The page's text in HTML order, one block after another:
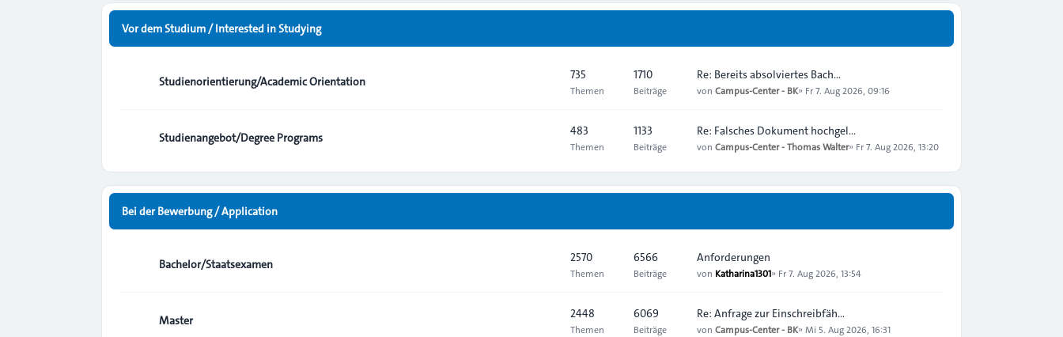
Vor dem Studium / Interested in Studying
Studienorientierung/Academic Orientation 735
Themen
1710
Beiträge
Re: Bereits absolviertes Bach…
von Campus-Center - BK» Fr 7. Aug 2026, 09:16
Studienangebot/Degree Programs 483
Themen
1133
Beiträge
Re: Falsches Dokument hochgel…
von Campus-Center - Thomas Walter» Fr 7. Aug 2026, 13:20
Bei der Bewerbung / Application
Bachelor/Staatsexamen 2570
Themen
6566
Beiträge
Anforderungen
von Katharina1301» Fr 7. Aug 2026, 13:54
Master 2448
Themen
6069
Beiträge
Re: Anfrage zur Einschreibfäh…
von Campus-Center - BK» Mi 5. Aug 2026, 16:31